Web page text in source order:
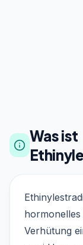
Was ist
Verhütung